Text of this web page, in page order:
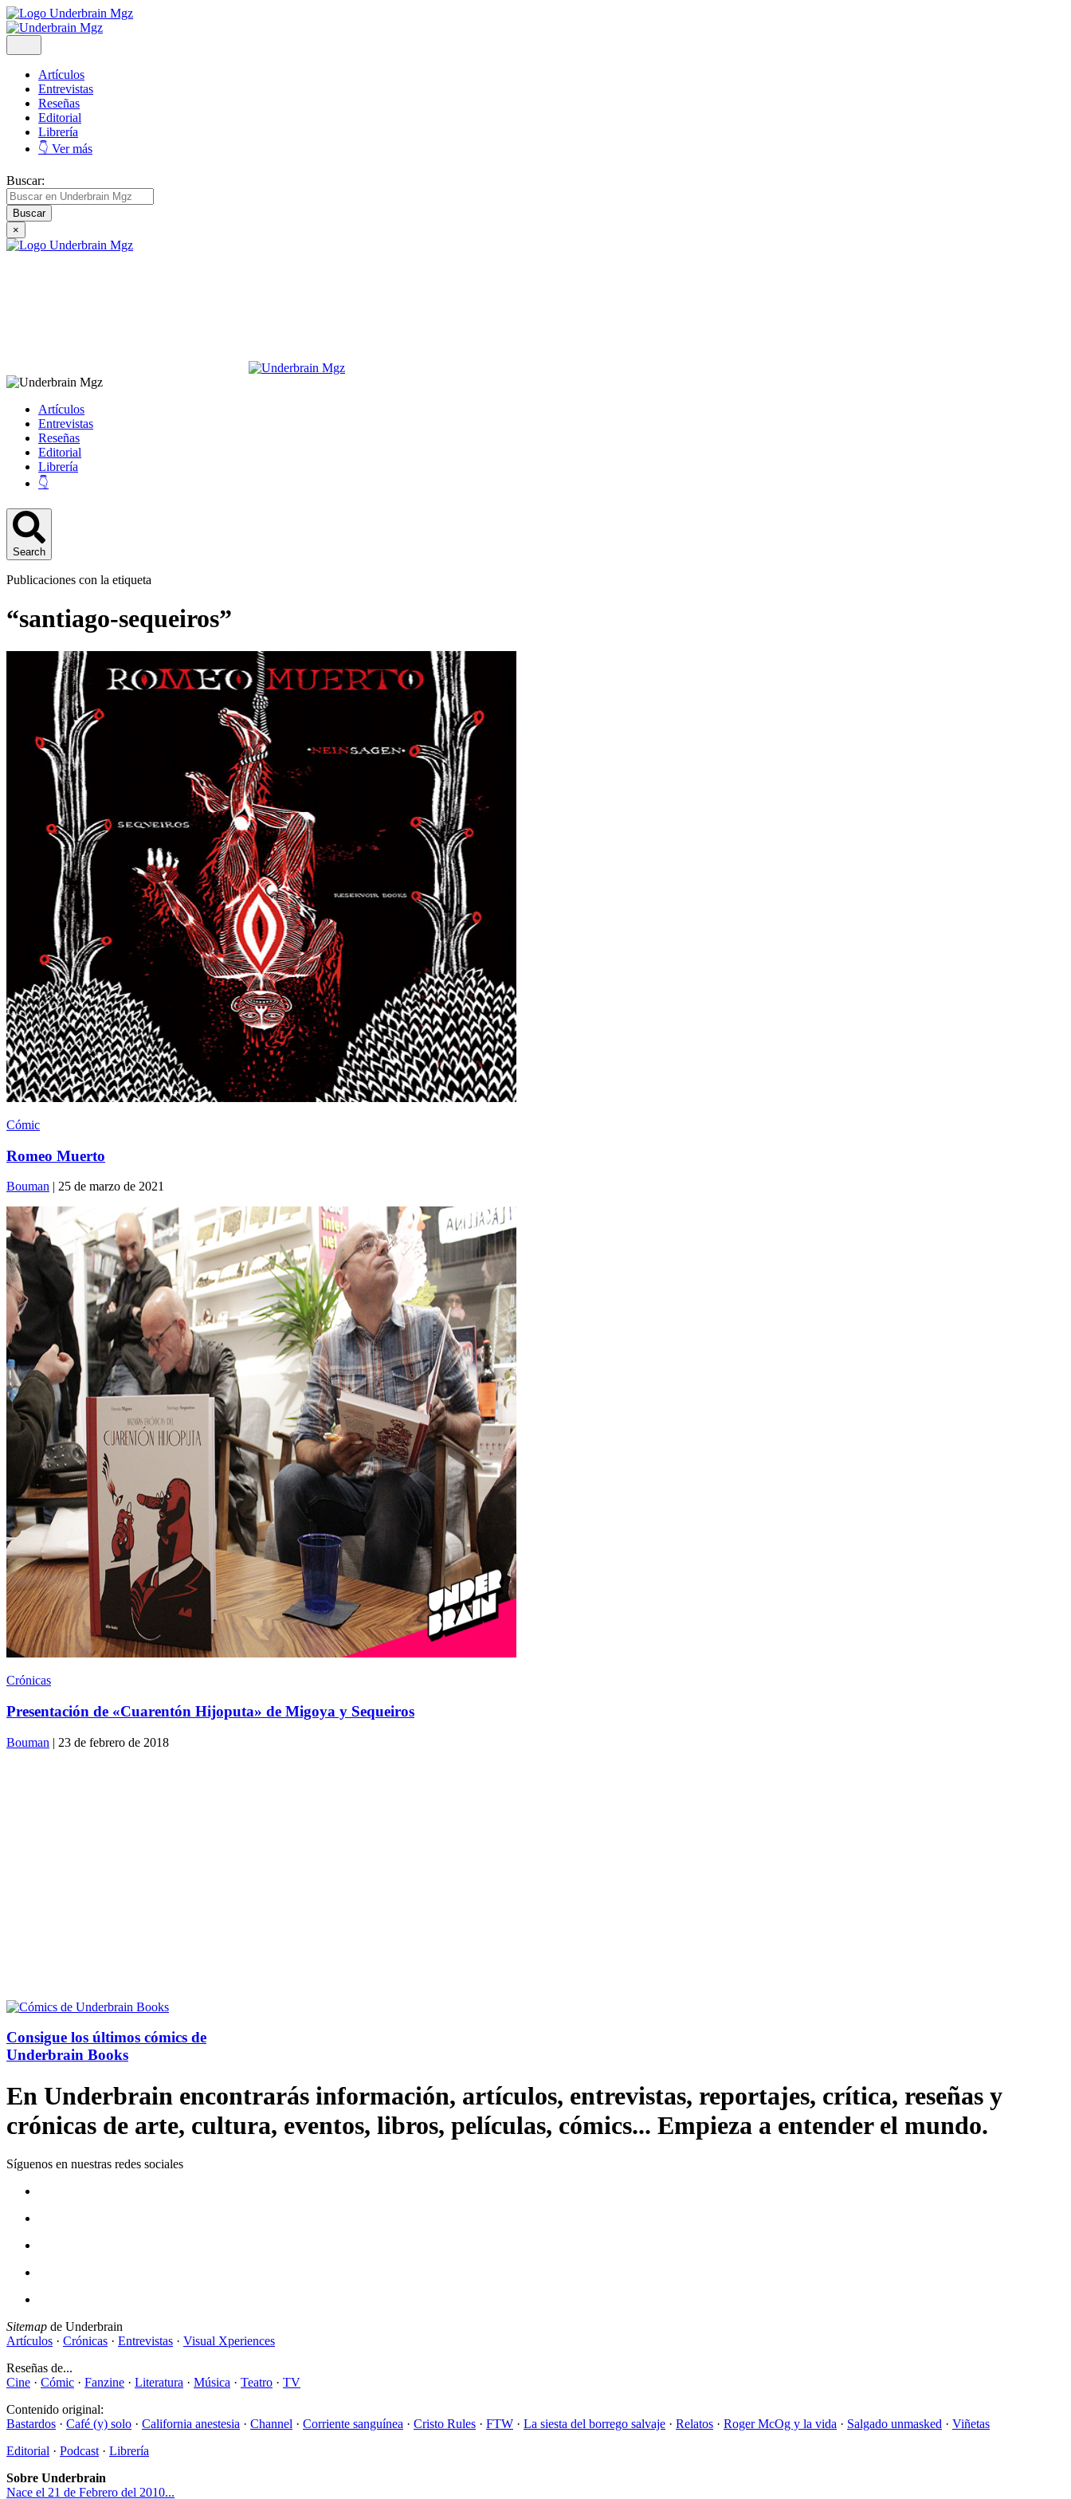
Artículos
Entrevistas
Reseñas
Editorial
Librería
👇 Ver más
Buscar:
×
Artículos
Entrevistas
Reseñas
Editorial
Librería
👇
Search
Publicaciones con la etiqueta
“santiago-sequeiros”
Cómic
Romeo Muerto
Bouman | 25 de marzo de 2021
Crónicas
Presentación de «Cuarentón Hijoputa» de Migoya y Sequeiros
Bouman | 23 de febrero de 2018
Consigue los últimos cómics de
Underbrain Books
En Underbrain encontrarás información, artículos, entrevistas, reportajes, crítica, reseñas y
crónicas de arte, cultura, eventos, libros, películas, cómics... Empieza a entender el mundo.
Síguenos en nuestras redes sociales
Sitemap de Underbrain
Artículos · Crónicas · Entrevistas · Visual Xperiences
Reseñas de...
Cine · Cómic · Fanzine · Literatura · Música · Teatro · TV
Contenido original:
Bastardos · Café (y) solo · California anestesia · Channel · Corriente sanguínea · Cristo Rules · FTW · La siesta del borrego salvaje · Relatos · Roger McOg y la vida · Salgado unmasked · Viñetas
Editorial · Podcast · Librería
Sobre Underbrain
Nace el 21 de Febrero del 2010...